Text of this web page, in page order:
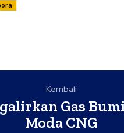
Kembali
Gas
Moda CNG